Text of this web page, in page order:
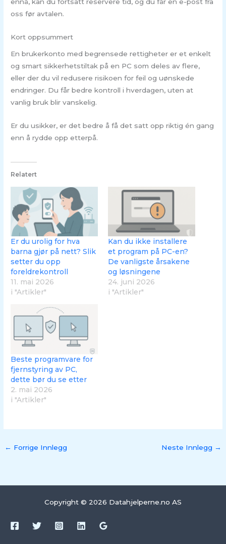
oss før avtalen.
Kort oppsummert
En brukerkonto med begrensede rettigheter er et enkelt
og smart sikkerhetstiltak på en PC som deles av flere,
eller der du vil redusere risikoen for feil og uønskede
endringer. Du får bedre kontroll i hverdagen, uten at
vanlig bruk blir vanskelig.
Er du usikker, er det bedre å få det satt opp riktig én gang
enn å rydde opp etterpå.
Relatert
Er du urolig for hva
barna gjør på nett? Slik
setter du opp
foreldrekontroll
11. mai 2026
i "Artikler"
Kan du ikke installere
et program på PC-en?
De vanligste årsakene
og løsningene
24. juni 2026
i "Artikler"
Beste programvare for
fjernstyring av PC,
dette bør du se etter
2. mai 2026
i "Artikler"
← Forrige Innlegg Neste Innlegg →
Copyright © 2026 Datahjelperne.no AS